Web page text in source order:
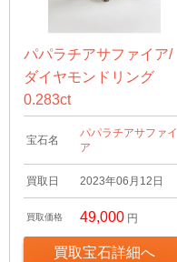
パパラチアサファイア/
ダイヤモンドリング
0.283ct
宝石名
パパラチアサファイ
ア
買取日 2023年06月12日
買取価格 49,000 円
買取宝石詳細へ